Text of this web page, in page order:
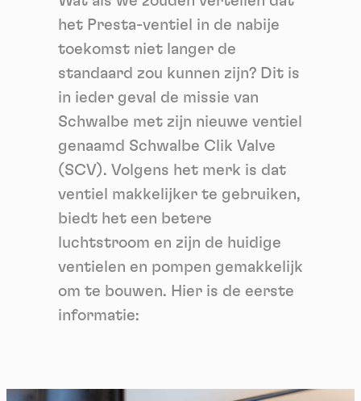
het Presta-ventiel in de nabije
toekomst niet langer de
standaard zou kunnen zijn? Dit is
in ieder geval de missie van
Schwalbe met zijn nieuwe ventiel
genaamd Schwalbe Clik Valve
(SCV). Volgens het merk is dat
ventiel makkelijker te gebruiken,
biedt het een betere
luchtstroom en zijn de huidige
ventielen en pompen gemakkelijk
om te bouwen. Hier is de eerste
informatie: